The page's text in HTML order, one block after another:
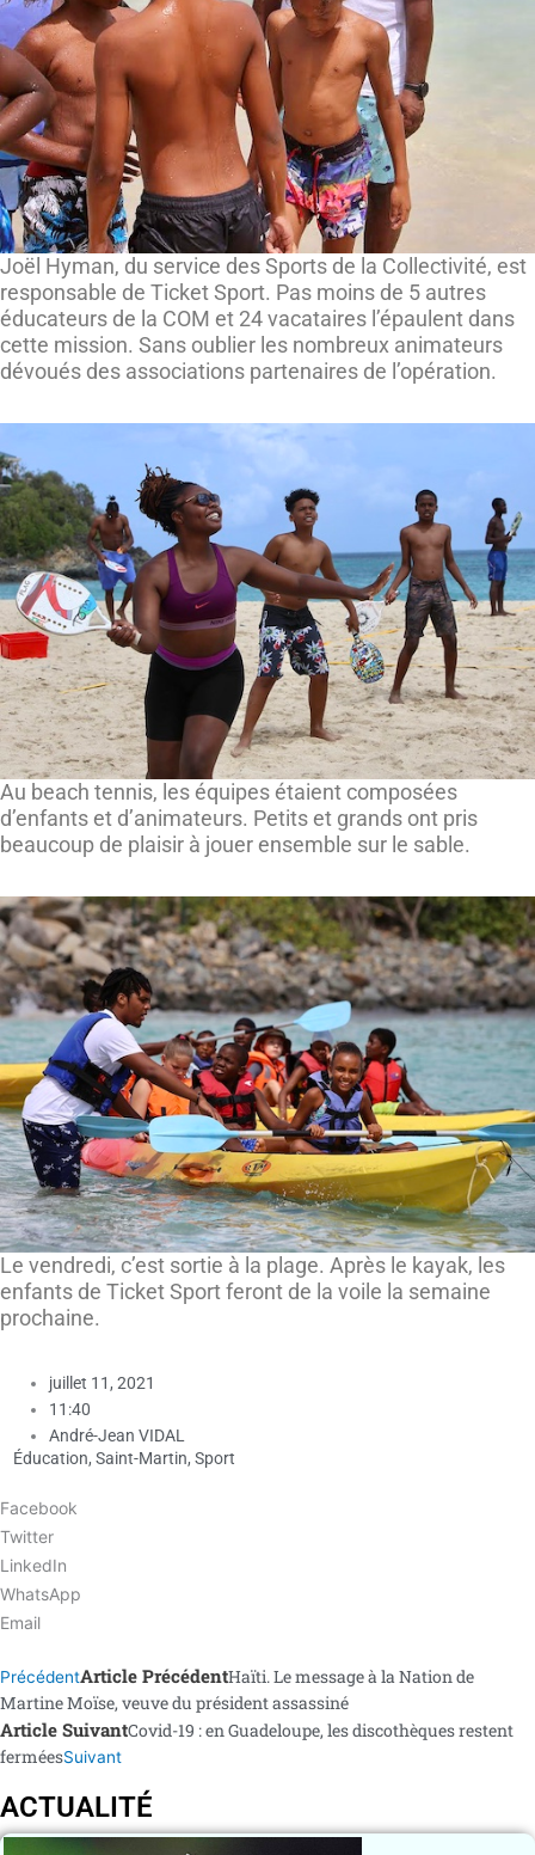
Joël Hyman, du service des Sports de la Collectivité, est
responsable de Ticket Sport. Pas moins de 5 autres
éducateurs de la COM et 24 vacataires l’épaulent dans
cette mission. Sans oublier les nombreux animateurs
dévoués des associations partenaires de l’opération.
Au beach tennis, les équipes étaient composées
d’enfants et d’animateurs. Petits et grands ont pris
beaucoup de plaisir à jouer ensemble sur le sable.
Le vendredi, c’est sortie à la plage. Après le kayak, les
enfants de Ticket Sport feront de la voile la semaine
prochaine.
juillet 11, 2021
11:40
André-Jean VIDAL
Éducation, Saint-Martin, Sport
Facebook
Twitter
LinkedIn
WhatsApp
Email
PrécédentArticle PrécédentHaïti. Le message à la Nation de
Martine Moïse, veuve du président assassiné
Article SuivantCovid-19 : en Guadeloupe, les discothèques restent
ferméesSuivant
ACTUALITÉ